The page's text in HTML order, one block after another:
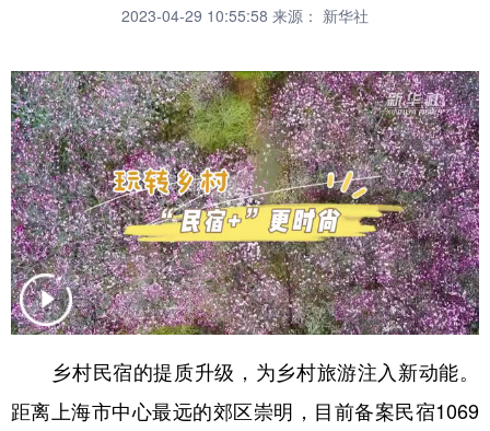
财经 网评
台湾 思客智库 全球连线 教育
科技 科创 量子 体育
文化 书画 健康 军事
访谈 视频 图片 政务
法律 中央文件 金融 汽车
食品 人居 信息化 数字经济
学术中国 乡村振兴 银龄 溯源中国
城市 旅游 能源 会展
2023-04-29 10:55:58 来源： 新华社
乡村民宿的提质升级，为乡村旅游注入新动能。
距离上海市中心最远的郊区崇明，目前备案民宿1069